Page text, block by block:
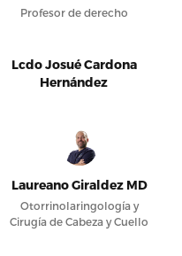
Profesor de derecho
Lcdo Josué Cardona
Hernández
Laureano Giraldez MD
Otorrinolaringología y
Cirugía de Cabeza y Cuello